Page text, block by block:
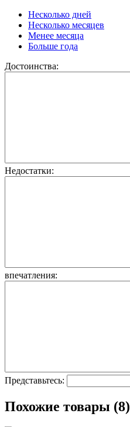
Несколько дней
Несколько месяцев
Менее месяца
Больше года
Достоинства:
Недостатки:
впечатления:
Представьтесь:
Похожие товары (8)